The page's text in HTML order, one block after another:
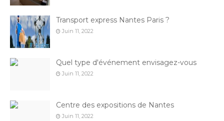
Transport express Nantes Paris ?
Juin 11, 2022
Quel type d'événement envisagez-vous
Juin 11, 2022
Centre des expositions de Nantes
Juin 11, 2022